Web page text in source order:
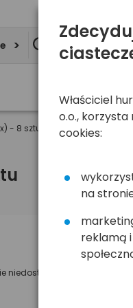
- 8 sztuk
niedostępny
Właściciel
o.o.,
cookies:
na
reklamą